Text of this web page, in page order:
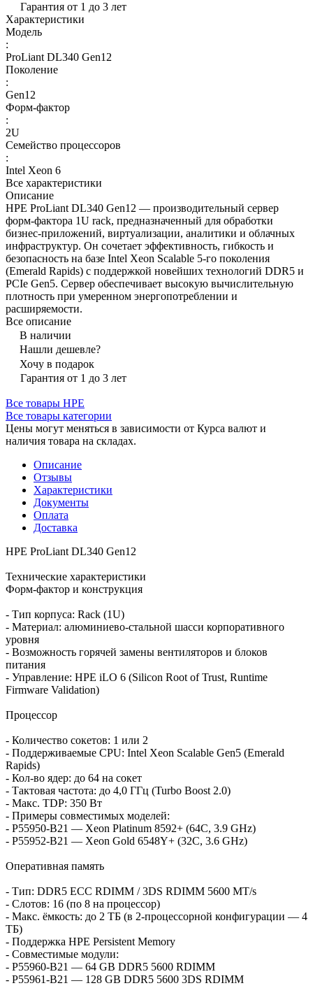
Гарантия от 1 до 3 лет
Характеристики
Модель
:
ProLiant DL340 Gen12
Поколение
:
Gen12
Форм-фактор
:
2U
Семейство процессоров
:
Intel Xeon 6
Все характеристики
Описание
HPE ProLiant DL340 Gen12 — производительный сервер
форм‑фактора 1U rack, предназначенный для обработки
бизнес‑приложений, виртуализации, аналитики и облачных
инфраструктур. Он сочетает эффективность, гибкость и
безопасность на базе Intel Xeon Scalable 5‑го поколения
(Emerald Rapids) с поддержкой новейших технологий DDR5 и
PCIe Gen5. Сервер обеспечивает высокую вычислительную
плотность при умеренном энергопотреблении и
расширяемости.
Все описание
В наличии
Нашли дешевле?
Хочу в подарок
Гарантия от 1 до 3 лет
Все товары HPE
Все товары категории
Цены могут меняться в зависимости от Курса валют и
наличия товара на складах.
Описание
Отзывы
Характеристики
Документы
Оплата
Доставка
HPE ProLiant DL340 Gen12
Технические характеристики
Форм‑фактор и конструкция
- Тип корпуса: Rack (1U)
- Материал: алюминиево‑стальной шасси корпоративного
уровня
- Возможность горячей замены вентиляторов и блоков
питания
- Управление: HPE iLO 6 (Silicon Root of Trust, Runtime
Firmware Validation)
Процессор
- Количество сокетов: 1 или 2
- Поддерживаемые CPU: Intel Xeon Scalable Gen5 (Emerald
Rapids)
- Кол‑во ядер: до 64 на сокет
- Тактовая частота: до 4,0 ГГц (Turbo Boost 2.0)
- Макс. TDP: 350 Вт
- Примеры совместимых моделей:
- P55950‑B21 — Xeon Platinum 8592+ (64C, 3.9 GHz)
- P55952‑B21 — Xeon Gold 6548Y+ (32C, 3.6 GHz)
Оперативная память
- Тип: DDR5 ECC RDIMM / 3DS RDIMM 5600 MT/s
- Слотов: 16 (по 8 на процессор)
- Макс. ёмкость: до 2 ТБ (в 2‑процессорной конфигурации — 4
ТБ)
- Поддержка HPE Persistent Memory
- Совместимые модули:
- P55960‑B21 — 64 GB DDR5 5600 RDIMM
- P55961‑B21 — 128 GB DDR5 5600 3DS RDIMM